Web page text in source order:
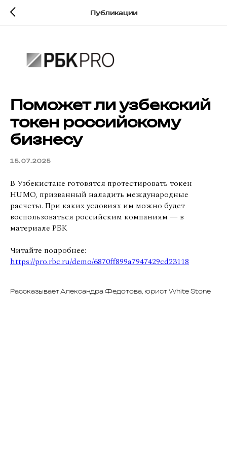
Публикации
Поможет ли узбекский
токен российскому
бизнесу
15.07.2025
В Узбекистане готовятся протестировать токен
HUMO, призванный наладить международные
расчеты. При каких условиях им можно будет
воспользоваться российским компаниям — в
материале РБК
Читайте подробнее:
https://pro.rbc.ru/demo/6870ff899a7947429cd23118
Рассказывает Александра Федотова, юрист White Stone